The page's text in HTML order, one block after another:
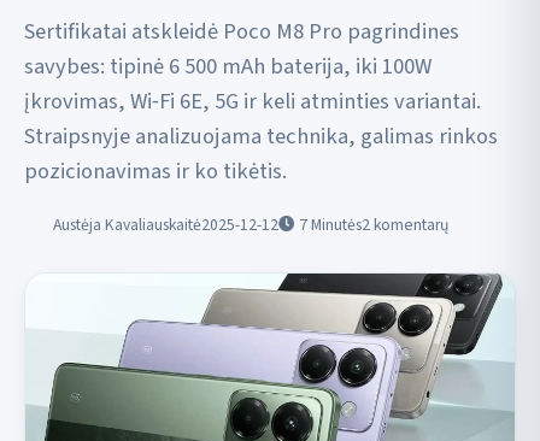
Sertifikatai atskleidė Poco M8 Pro pagrindines
savybes: tipinė 6 500 mAh baterija, iki 100W
įkrovimas, Wi‑Fi 6E, 5G ir keli atminties variantai.
Straipsnyje analizuojama technika, galimas rinkos
pozicionavimas ir ko tikėtis.
Austėja Kavaliauskaitė2025-12-12 7Minutės2 komentarų